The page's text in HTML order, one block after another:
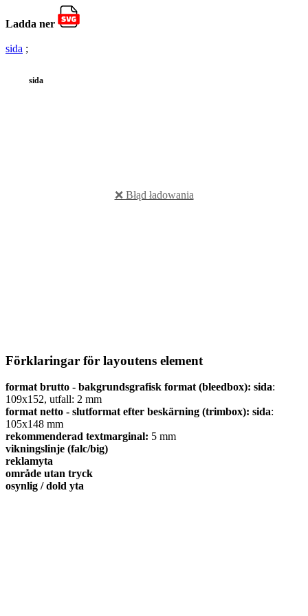
Ladda ner
sida ;
sida
❌ Błąd ładowania
Förklaringar för layoutens element
format brutto - bakgrundsgrafisk format (bleedbox): sida:
109x152, utfall: 2 mm
format netto - slutformat efter beskärning (trimbox): sida:
105x148 mm
rekommenderad textmarginal: 5 mm
vikningslinje (falc/big)
reklamyta
område utan tryck
osynlig / dold yta